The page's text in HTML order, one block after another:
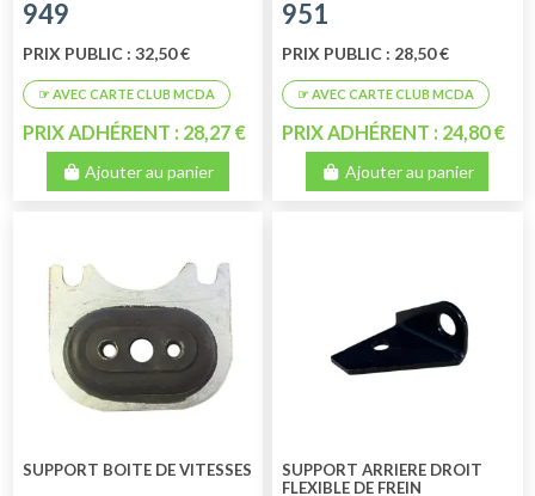
949
PRIX PUBLIC : 32,50 €
PRIX ADHÉRENT : 28,27 €
Ajouter au panier
951
PRIX PUBLIC : 28,50 €
PRIX ADHÉRENT : 24,80 €
Ajouter au panier
SUPPORT BOITE DE VITESSES
SUPPORT ARRIERE DROIT
FLEXIBLE DE FREIN